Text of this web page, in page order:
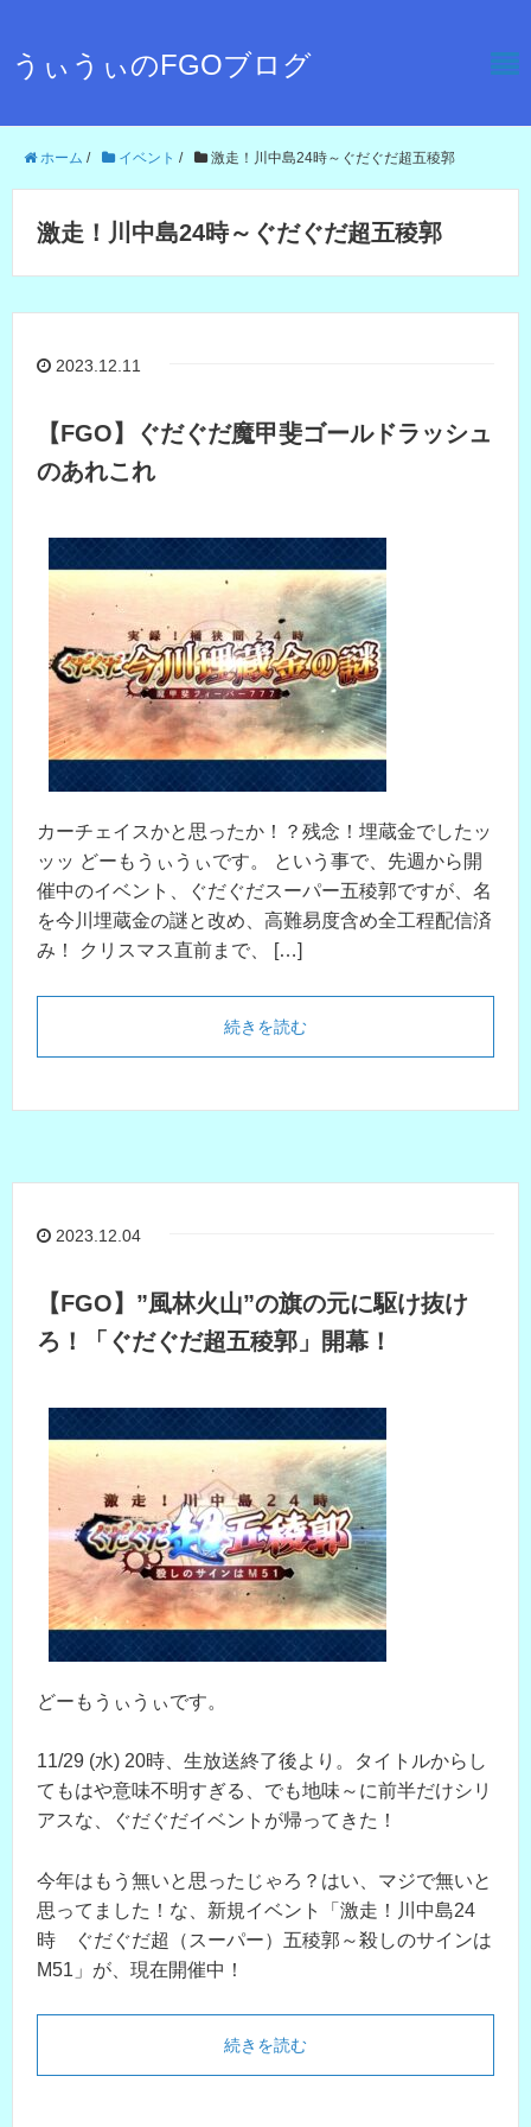
うぃうぃのFGOブログ
ホーム / イベント / 激走！川中島24時～ぐだぐだ超五稜郭
激走！川中島24時～ぐだぐだ超五稜郭
2023.12.11
【FGO】ぐだぐだ魔甲斐ゴールドラッシュ
のあれこれ
カーチェイスかと思ったか！？残念！埋蔵金でしたッ
ッッ どーもうぃうぃです。 という事で、先週から開
催中のイベント、ぐだぐだスーパー五稜郭ですが、名
を今川埋蔵金の謎と改め、高難易度含め全工程配信済
み！ クリスマス直前まで、 […]
続きを読む
2023.12.04
【FGO】”風林火山”の旗の元に駆け抜け
ろ！「ぐだぐだ超五稜郭」開幕！
どーもうぃうぃです。
11/29 (水) 20時、生放送終了後より。タイトルからし
てもはや意味不明すぎる、でも地味～に前半だけシリ
アスな、ぐだぐだイベントが帰ってきた！
今年はもう無いと思ったじゃろ？はい、マジで無いと
思ってました！な、新規イベント「激走！川中島24
時 ぐだぐだ超（スーパー）五稜郭～殺しのサインは
M51」が、現在開催中！
続きを読む